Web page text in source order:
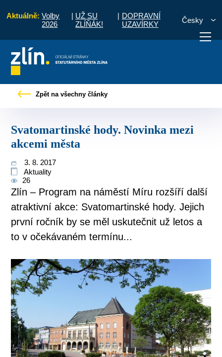
Aktuálně: Volby
2026
| UŽ SU
ZLÍŇÁK!
| DOPRAVNÍ
UZAVÍRKY
Česky
vyřídit Potřebuji zaplatit
Zpět na všechny články
Svatomartinské hody. Novinka mezi
akcemi města
3. 8. 2017
Aktuality
26
Zlín – Program na náměstí Míru rozšíří další
atraktivní akce: Svatomartinské hody. Jejich
první ročník by se měl uskutečnit už letos a
to v očekávaném termínu...